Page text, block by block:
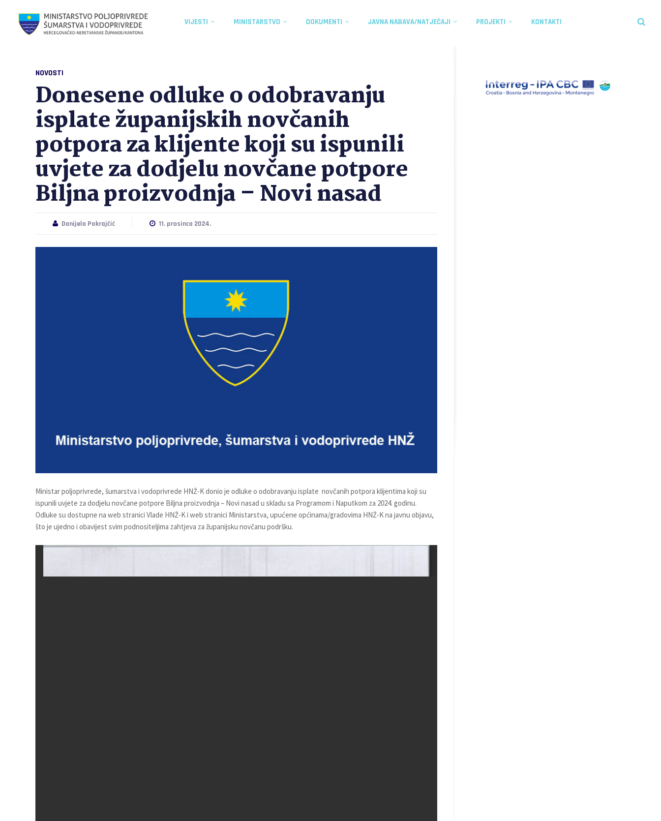
VIJESTI MINISTARSTVO DOKUMENTI JAVNA NABAVA/NATJEČAJI PROJEKTI KONTAKTI
NOVOSTI
Donesene odluke o odobravanju
isplate županijskih novčanih
potpora za klijente koji su ispunili
uvjete za dodjelu novčane potpore
Biljna proizvodnja – Novi nasad
Danijela Pokrajčić 11. prosinca 2024.
Ministar poljoprivrede, šumarstva i vodoprivrede HNŽ-K donio je odluke o odobravanju isplate novčanih potpora klijentima koji su
ispunili uvjete za dodjelu novčane potpore Biljna proizvodnja – Novi nasad u skladu sa Programom i Naputkom za 2024. godinu.
Odluke su dostupne na web stranici Vlade HNŽ-K i web stranici Ministarstva, upućene općinama/gradovima HNŽ-K na javnu objavu,
što je ujedno i obavijest svim podnositeljima zahtjeva za županijsku novčanu podršku.